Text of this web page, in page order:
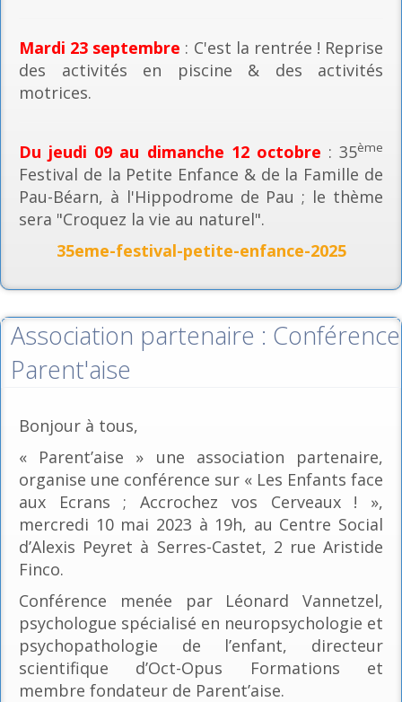
Mardi 23 septembre : C'est la rentrée ! Reprise
des activités en piscine & des activités
motrices.
Du jeudi 09 au dimanche 12 octobre : 35ème
Festival de la Petite Enfance & de la Famille de
Pau-Béarn, à l'Hippodrome de Pau ; le thème
sera "Croquez la vie au naturel".
35eme-festival-petite-enfance-2025
Association partenaire : Conférence
Parent'aise
Bonjour à tous,
« Parent’aise » une association partenaire,
organise une conférence sur « Les Enfants face
aux Ecrans ; Accrochez vos Cerveaux ! »,
mercredi 10 mai 2023 à 19h, au Centre Social
d’Alexis Peyret à Serres-Castet, 2 rue Aristide
Finco.
Conférence menée par Léonard Vannetzel,
psychologue spécialisé en neuropsychologie et
psychopathologie de l’enfant, directeur
scientifique d’Oct-Opus Formations et
membre fondateur de Parent’aise.